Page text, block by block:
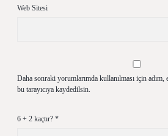
Web Sitesi
Daha sonraki yorumlarımda kullanılması için
bu tarayıcıya kaydedilsin.
6 + 2 kaçtır? *